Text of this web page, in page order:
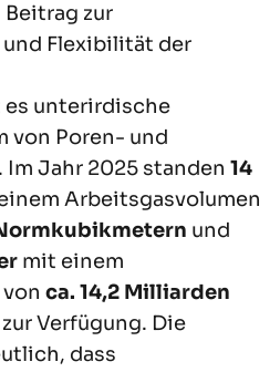
zur
Flexibilität der
unterirdische
von Poren- und
Jahr 2025 standen 14
Arbeitsgasvolumen
und
mit einem
ca. 14,2 Milliarden
zur Verfügung. Die
dass